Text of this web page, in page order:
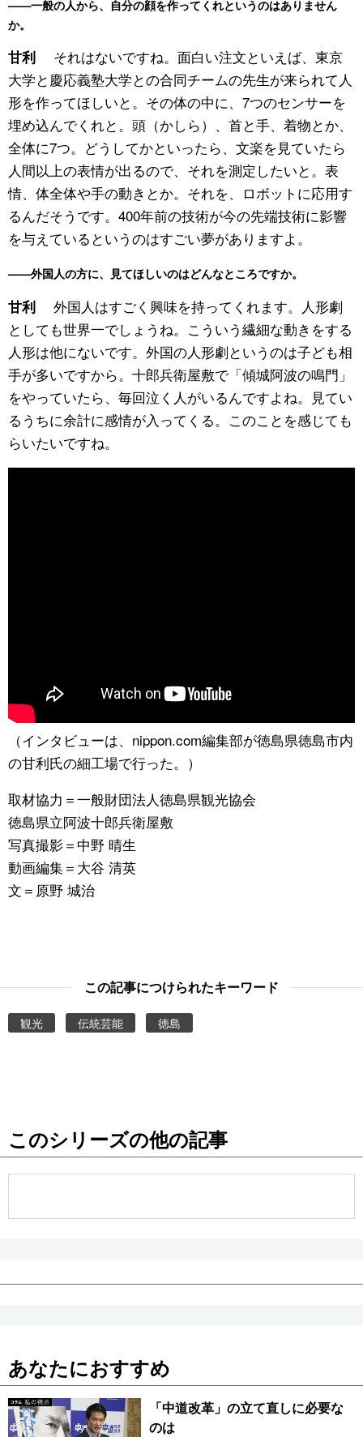
——一般の人から、自分の顔を作ってくれというのはありません
か。
甘利
それはないですね。面白い注文といえば、東京
大学と慶応義塾大学との合同チームの先生が来られて人
形を作ってほしいと。その体の中に、7つのセンサーを
埋め込んでくれと。頭（かしら）、首と手、着物とか、
全体に7つ。どうしてかといったら、文楽を見ていたら
人間以上の表情が出るので、それを測定したいと。表
情、体全体や手の動きとか。それを、ロボットに応用す
るんだそうです。400年前の技術が今の先端技術に影響
を与えているというのはすごい夢がありますよ。
——外国人の方に、見てほしいのはどんなところですか。
甘利
外国人はすごく興味を持ってくれます。人形劇
としても世界一でしょうね。こういう繊細な動きをする
人形は他にないです。外国の人形劇というのは子ども相
手が多いですから。十郎兵衛屋敷で「傾城阿波の鳴門」
をやっていたら、毎回泣く人がいるんですよね。見てい
るうちに余計に感情が入ってくる。このことを感じても
らいたいですね。
（インタビューは、nippon.com編集部が徳島県徳島市内
の甘利氏の細工場で行った。）
取材協力＝一般財団法人徳島県観光協会
徳島県立阿波十郎兵衛屋敷
写真撮影＝中野 晴生
動画編集＝大谷 清英
文＝原野 城治
この記事につけられたキーワード
観光 伝統芸能 徳島
このシリーズの他の記事
あなたにおすすめ
「中道改革」の立て直しに必要な
のは